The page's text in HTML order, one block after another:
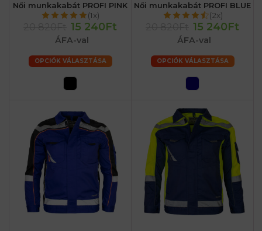
Női munkakabát PROFI PINK
(1x)
15 240Ft
ÁFA-val
OPCIÓK VÁLASZTÁSA
Női munkakabát PROFI BLUE
(2x)
15 240Ft
ÁFA-val
OPCIÓK VÁLASZTÁSA